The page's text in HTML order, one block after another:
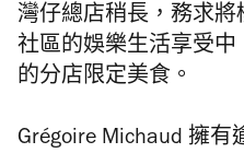
灣仔總店稍長，務求
社區的娛樂生活享受
的分店限定美食。
Grégoire Michaud 擁